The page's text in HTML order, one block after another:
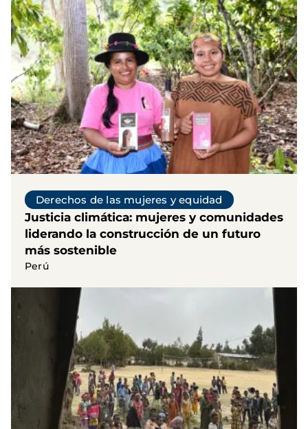
Derechos de las mujeres y equidad
Justicia climática: mujeres y comunidades
liderando la construcción de un futuro
más sostenible
Perú